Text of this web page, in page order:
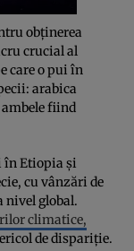
obţinerea
crucial al
care o pui în
arabica
ambele fiind
în Etiopia şi
cu vânzări de
global.
climatice,
de dispariţie.